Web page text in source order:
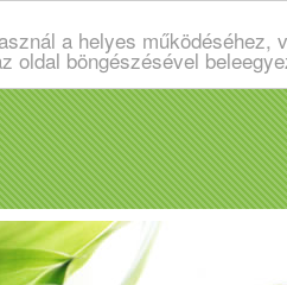
a helyes
oldal böngészésével